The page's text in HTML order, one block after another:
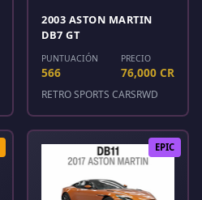
2003 ASTON MARTIN
DB7 GT
PUNTUACIÓN
566
PRECIO
76,000 CR
RETRO SPORTS CARSRWD
EPIC